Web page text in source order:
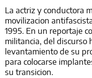
La actriz y conductora
movilizacion
1995. En un reportaje
militancia, del discurso
levantamiento de su
para colocarse
su transicion.